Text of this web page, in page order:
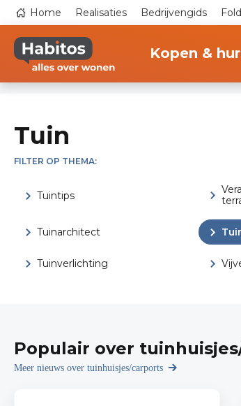
naar
inhoud
gaan
Top
navigation
Home Realisaties Bedrijvengids
Kopen &
Tuinhuisjes/carports
Tuin
FILTER OP THEMA:
Tuintips
Tuinarchitect
Tuinverlichting
Populair over
Meer nieuws over tuinhuisjes/carports